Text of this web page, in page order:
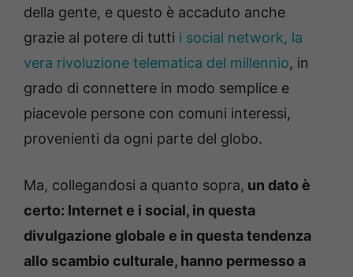
della gente, e questo è accaduto anche
grazie al potere di tutti i social network, la
vera rivoluzione telematica del millennio, in
grado di connettere in modo semplice e
piacevole persone con comuni interessi,
provenienti da ogni parte del globo.
Ma, collegandosi a quanto sopra, un dato è
certo: Internet e i social, in questa
divulgazione globale e in questa tendenza
allo scambio culturale, hanno permesso a